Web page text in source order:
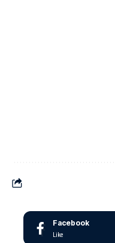
Facebook
Like